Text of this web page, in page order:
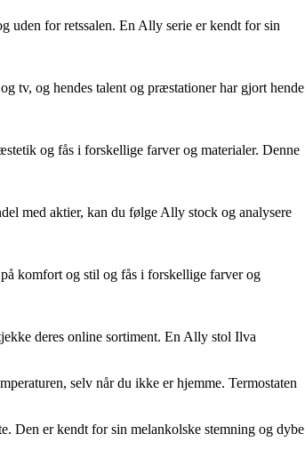
uden for retssalen. En Ally serie er kendt for sin
tv, og hendes talent og præstationer har gjort hende
og fås i forskellige farver og materialer. Denne
med aktier, kan du følge Ally stock og analysere
komfort og stil og fås i forskellige farver og
deres online sortiment. En Ally stol Ilva
selv når du ikke er hjemme. Termostaten
Den er kendt for sin melankolske stemning og dybe